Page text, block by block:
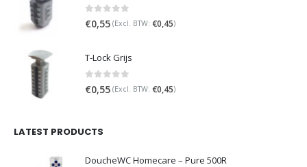
0 out of 5
€0,55 (Excl. BTW: €0,45)
T-Lock Grijs
0 out of 5
€0,55 (Excl. BTW: €0,45)
LATEST PRODUCTS
DoucheWC Homecare – Pure 500R